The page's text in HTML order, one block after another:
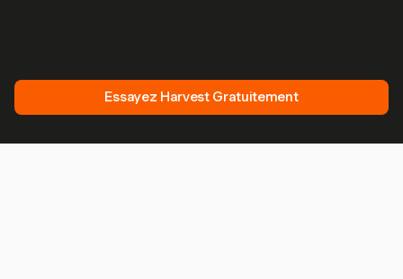
Essayez Harvest Gratuitement